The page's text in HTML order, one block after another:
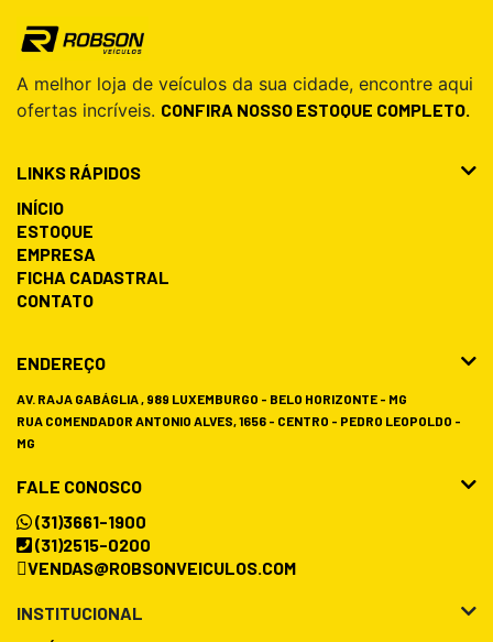
A melhor loja de veículos da sua cidade, encontre aqui
ofertas incríveis. CONFIRA NOSSO ESTOQUE COMPLETO.
LINKS RÁPIDOS
INÍCIO
ESTOQUE
EMPRESA
FICHA CADASTRAL
CONTATO
ENDEREÇO
AV. RAJA GABÁGLIA , 989 LUXEMBURGO - BELO HORIZONTE - MG
RUA COMENDADOR ANTONIO ALVES, 1656 - CENTRO - PEDRO LEOPOLDO -
MG
FALE CONOSCO
(31)3661-1900
(31)2515-0200
VENDAS@ROBSONVEICULOS.COM
INSTITUCIONAL